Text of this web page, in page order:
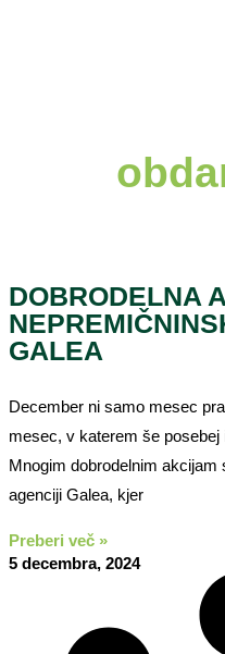
DOBRODELNA
GALEA
December ni samo mesec
mesec, v katerem še
Mnogim dobrodelnim
agenciji Galea, kjer
Preberi več »
5 decembra, 2024